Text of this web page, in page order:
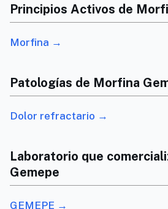
Principios Activos de
Morfina →
Patologías de Morfina
Dolor refractario →
Laboratorio que
Gemepe
GEMEPE →